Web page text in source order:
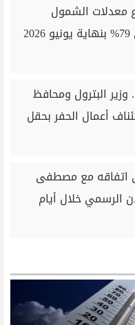
معدلات الشمول
توقف من 2022.. وزير البترول ومحافظ
أعمال الحفر بحقل
اتفاقه مع مصطفى
الرسمي خلال أيام